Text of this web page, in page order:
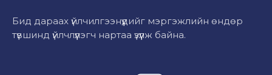
Бид дараах үйлчилгээнүүдийг мэргэжлийн өндөр
түвшинд үйлчлүүлэгч нартаа үзүүлж байна.